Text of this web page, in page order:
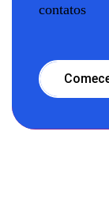
contatos